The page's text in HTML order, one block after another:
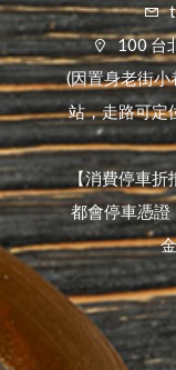
100 台
(因置身老街
站，走路可定
【消費停車
都會停車憑證